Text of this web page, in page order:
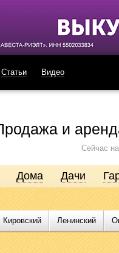
Статьи Видео
и
Сейчас
в Омске
объявлений по
под строительство,
и силы в поисках нужного
Дома Дачи
Кировский Ленинский